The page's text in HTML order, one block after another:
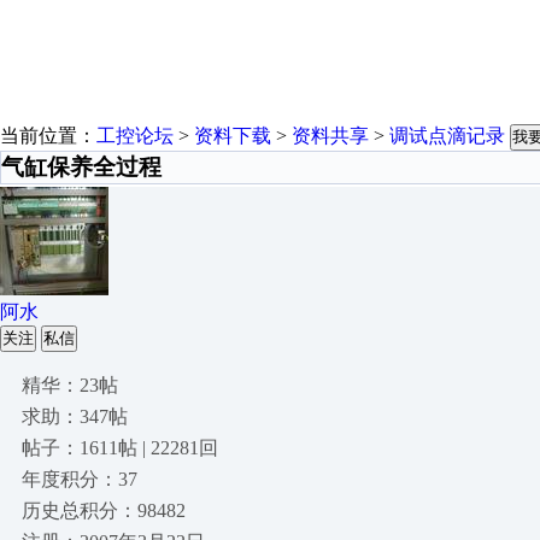
当前位置： 工控论坛 > 资料下载 > 资料共享 > 调试点滴记录 我
气缸保养全过程
阿水
关注 私信
精华：23帖
求助：347帖
帖子：1611帖 | 22281回
年度积分：37
历史总积分：98482